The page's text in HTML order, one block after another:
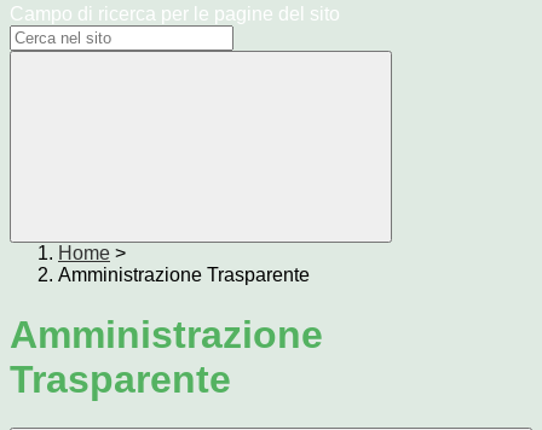
Campo di ricerca per le pagine del sito
Home >
Amministrazione Trasparente
Amministrazione
Trasparente